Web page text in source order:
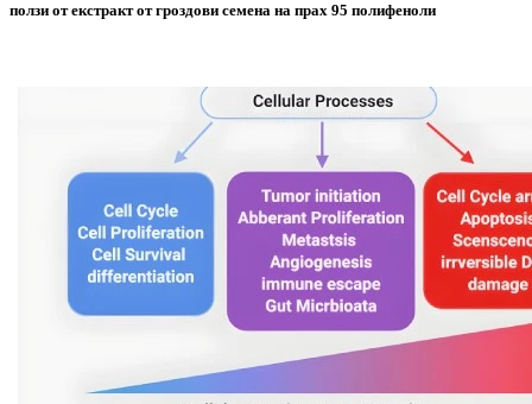
ползи от екстракт от гроздови семена на прах 95 полифеноли